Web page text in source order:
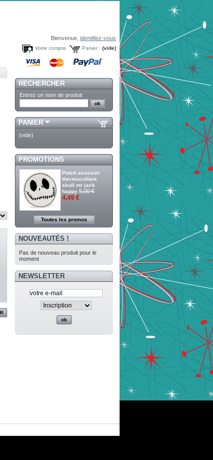
Bienvenue,identifiez-vous
Panier : (vide)
Votre compte
RECHERCHER
Entrez un nom de produit
PANIER
(vide)
PROMOTIONS
Patch ecusson
thermocollant
skull mr jack
happy 5,00 €
4,49 €
Toutes les promos
NOUVEAUTÉS !
Pas de nouveau produit pour le
moment
NEWSLETTER